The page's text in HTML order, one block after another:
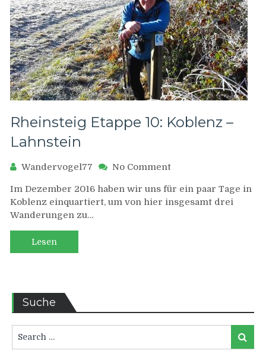
Rheinsteig Etappe 10: Koblenz –
Lahnstein
Wandervogel77 No Commenton
Etappe
10:
Im Dezember 2016 haben wir uns für ein paar Tage in
Koblenz einquartiert, um von hier insgesamt drei
Wanderungen zu…
Lesen
Suche
for:
Search